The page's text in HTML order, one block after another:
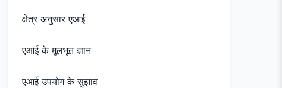
क्षेत्र अनुसार एआई
एआई के मूलभूत ज्ञान
एआई उपयोग के सुझाव